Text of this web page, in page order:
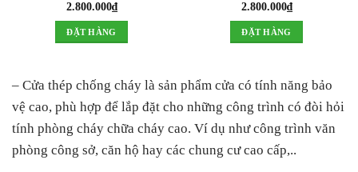
2.800.000₫
ĐẶT HÀNG
2.800.000₫
ĐẶT HÀNG
– Cửa thép chống cháy là sản phẩm cửa có tính năng bảo
vệ cao, phù hợp để lắp đặt cho những công trình có đòi hỏi
tính phòng cháy chữa cháy cao. Ví dụ như công trình văn
phòng công sở, căn hộ hay các chung cư cao cấp,..